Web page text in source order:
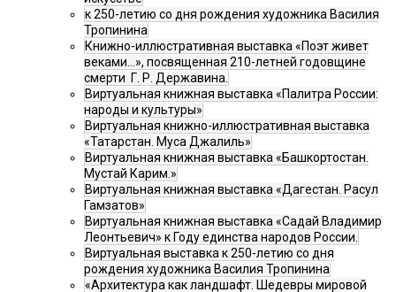
к 250-летию со дня рождения художника Василия
Тропинина
Книжно-иллюстративная выставка «Поэт живет
веками…», посвященная 210-летней годовщине
смерти Г. Р. Державина.
Виртуальная книжная выставка «Палитра России:
народы и культуры»
Виртуальная книжно-иллюстративная выставка
«Татарстан. Муса Джалиль»
Виртуальная книжная выставка «Башкортостан.
Мустай Карим.»
Виртуальная книжная выставка «Дагестан. Расул
Гамзатов»
Виртуальная книжная выставка «Садай Владимир
Леонтьевич» к Году единства народов России.
Виртуальная выставка к 250-летию со дня
рождения художника Василия Тропинина
«Архитектура как ландшафт. Шедевры мировой